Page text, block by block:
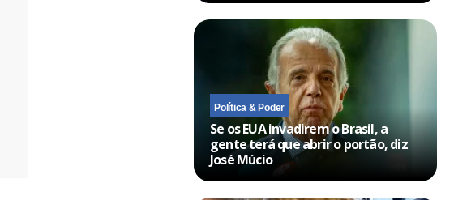
Política & Poder
Se os EUA invadirem o Brasil, a
gente terá que abrir o portão, diz
José Múcio